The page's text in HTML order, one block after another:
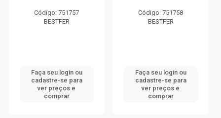
Código: 751757
BESTFER
Faça seu login ou
cadastre-se para
ver preços e
comprar
Código: 751758
BESTFER
Faça seu login ou
cadastre-se para
ver preços e
comprar